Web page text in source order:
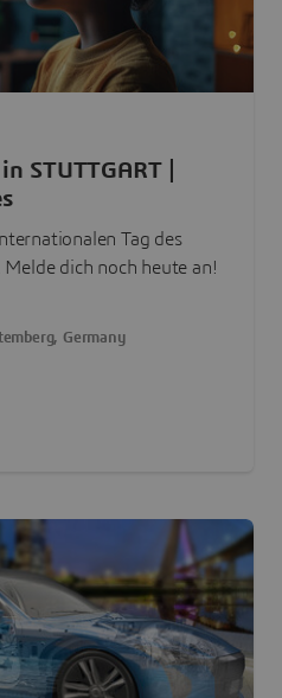
STUTTGART |
Tag des
dich noch heute an!
Germany